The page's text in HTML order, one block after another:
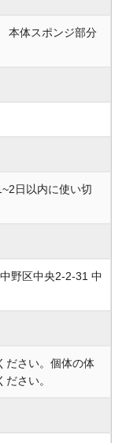
本体スポンジ部分
日以内に使い切
野区中央2-2-31 中
ださい。個体の体
さい。